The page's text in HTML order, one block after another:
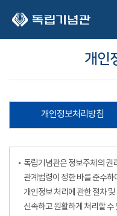
개인
개인정보처리방침
독립기념관은 정보주체의 권
관계법령이 정한 바를 준수
개인정보 처리에 관한 절차
신속하고 원활하게 처리할